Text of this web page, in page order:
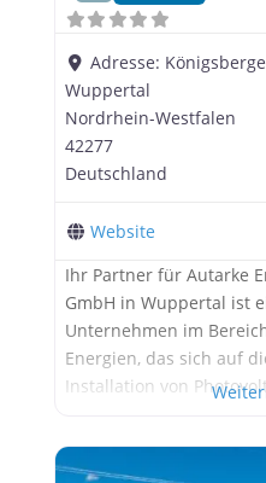
Adresse:
Wuppertal
Nordrhein-Westfalen
42277
Deutschland
Website
Ihr Partner für Autarke
GmbH in Wuppertal ist
Unternehmen im
Energien, das sich auf
Installation von
Gründung hat sich die
gemacht, indem sie